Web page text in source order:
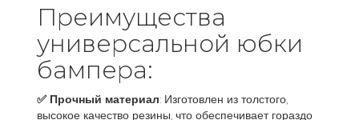
Преимущества
универсальной юбки
бампера:
✅ Прочный материал: Изготовлен из толстого,
высокое качество резины, что обеспечивает гораздо